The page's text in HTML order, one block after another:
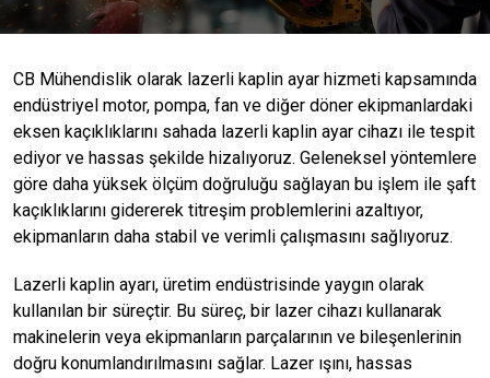
CB Mühendislik olarak lazerli kaplin ayar hizmeti kapsamında
endüstriyel motor, pompa, fan ve diğer döner ekipmanlardaki
eksen kaçıklıklarını sahada lazerli kaplin ayar cihazı ile tespit
ediyor ve hassas şekilde hizalıyoruz. Geleneksel yöntemlere
göre daha yüksek ölçüm doğruluğu sağlayan bu işlem ile şaft
kaçıklıklarını gidererek titreşim problemlerini azaltıyor,
ekipmanların daha stabil ve verimli çalışmasını sağlıyoruz.
Lazerli kaplin ayarı, üretim endüstrisinde yaygın olarak
kullanılan bir süreçtir. Bu süreç, bir lazer cihazı kullanarak
makinelerin veya ekipmanların parçalarının ve bileşenlerinin
doğru konumlandırılmasını sağlar. Lazer ışını, hassas